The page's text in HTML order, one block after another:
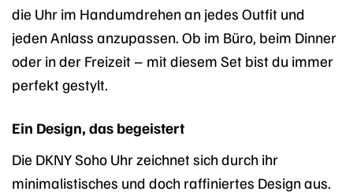
die Uhr im Handumdrehen an jedes Outfit und
jeden Anlass anzupassen. Ob im Büro, beim Dinner
oder in der Freizeit – mit diesem Set bist du immer
perfekt gestylt.
Ein Design, das begeistert
Die DKNY Soho Uhr zeichnet sich durch ihr
minimalistisches und doch raffiniertes Design aus.